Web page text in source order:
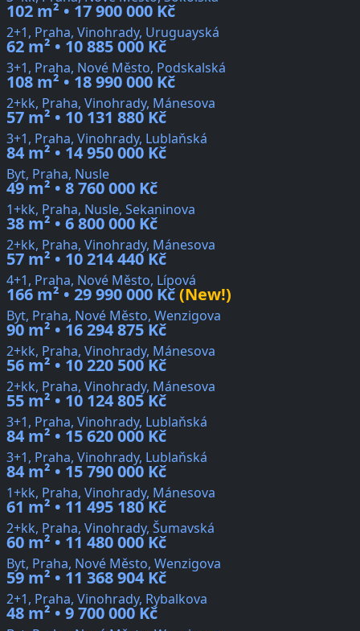
102 m² • 17 900 000 Kč
2+1, Praha, Vinohrady, Uruguayská
62 m² • 10 885 000 Kč
3+1, Praha, Nové Město, Podskalská
108 m² • 18 990 000 Kč
2+kk, Praha, Vinohrady, Mánesova
57 m² • 10 131 880 Kč
3+1, Praha, Vinohrady, Lublaňská
84 m² • 14 950 000 Kč
Byt, Praha, Nusle
49 m² • 8 760 000 Kč
1+kk, Praha, Nusle, Sekaninova
38 m² • 6 800 000 Kč
2+kk, Praha, Vinohrady, Mánesova
57 m² • 10 214 440 Kč
4+1, Praha, Nové Město, Lípová
166 m² • 29 990 000 Kč(New!)
Byt, Praha, Nové Město, Wenzigova
90 m² • 16 294 875 Kč
2+kk, Praha, Vinohrady, Mánesova
56 m² • 10 220 500 Kč
2+kk, Praha, Vinohrady, Mánesova
55 m² • 10 124 805 Kč
3+1, Praha, Vinohrady, Lublaňská
84 m² • 15 620 000 Kč
3+1, Praha, Vinohrady, Lublaňská
84 m² • 15 790 000 Kč
1+kk, Praha, Vinohrady, Mánesova
61 m² • 11 495 180 Kč
2+kk, Praha, Vinohrady, Šumavská
60 m² • 11 480 000 Kč
Byt, Praha, Nové Město, Wenzigova
59 m² • 11 368 904 Kč
2+1, Praha, Vinohrady, Rybalkova
48 m² • 9 700 000 Kč